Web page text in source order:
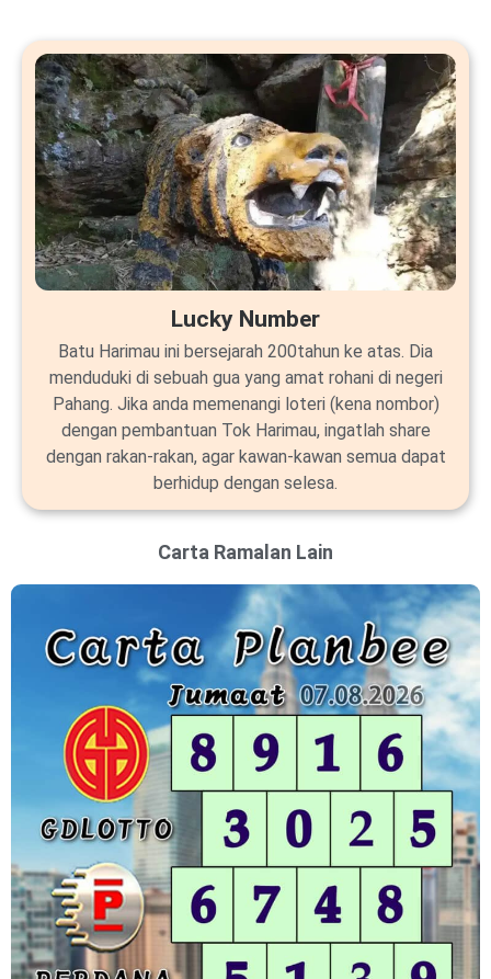
Lucky Number
Batu Harimau ini bersejarah 200tahun ke atas. Dia
menduduki di sebuah gua yang amat rohani di negeri
Pahang. Jika anda memenangi loteri (kena nombor)
dengan pembantuan Tok Harimau, ingatlah share
dengan rakan-rakan, agar kawan-kawan semua dapat
berhidup dengan selesa.
Carta Ramalan Lain